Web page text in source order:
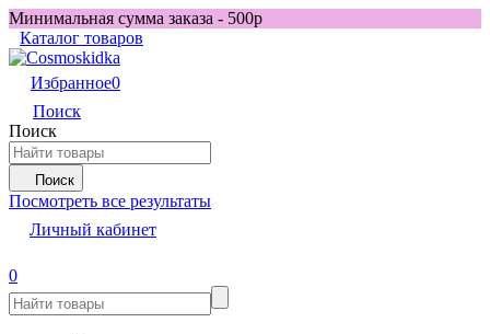
Минимальная сумма заказа - 500р
Каталог товаров
Избранное0
Поиск
Поиск
Поиск
Посмотреть все результаты
Личный кабинет
0